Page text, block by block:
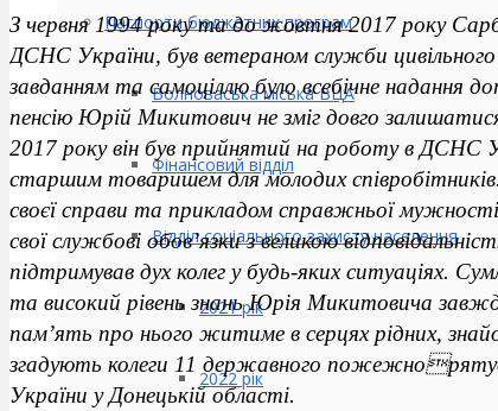
Паспорти бюджетних програм
Волноваська міська ВЦА
Фінансовий відділ
Відділ соціального захисту населення
2021 рік
2022 рік
З червня 1994 року та до жовтня 2017 року
ДСНС України, був ветераном служби цивільного
завданням та самоціллю було всебічне надання
пенсію Юрій Микитович не зміг довго
2017 року він був прийнятий на роботу в ДСНС
старшим товаришем для молодих
своєїсправи та прикладом справжньої
своїслужбові обов’язки з великою
підтримував дух колег у будь-яких ситуаціях.
та високий рівень знань Юрія Микитовича
пам’ять про нього житиме в серцях рідних,
згадують колеги 11 державного
України у Донецькій області.